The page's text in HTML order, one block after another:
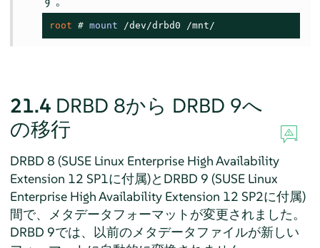
root # mount /dev/drbd0 /mnt/
21.4 DRBD 8から DRBD 9へ
の移行
DRBD 8 (SUSE Linux Enterprise High Availability
Extension 12 SP1に付属)とDRBD 9 (SUSE Linux
Enterprise High Availability Extension 12 SP2に付属)
間で、メタデータフォーマットが変更されました。
DRBD 9では、以前のメタデータファイルが新しい